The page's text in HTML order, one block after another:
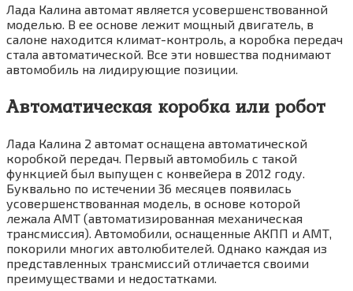
Лада Калина автомат является усовершенствованной
моделью. В ее основе лежит мощный двигатель, в
салоне находится климат-контроль, а коробка передач
стала автоматической. Все эти новшества поднимают
автомобиль на лидирующие позиции.
Автоматическая коробка или робот
Лада Калина 2 автомат оснащена автоматической
коробкой передач. Первый автомобиль с такой
функцией был выпущен с конвейера в 2012 году.
Буквально по истечении 36 месяцев появилась
усовершенствованная модель, в основе которой
лежала АМТ (автоматизированная механическая
трансмиссия). Автомобили, оснащенные АКПП и АМТ,
покорили многих автолюбителей. Однако каждая из
представленных трансмиссий отличается своими
преимуществами и недостатками.